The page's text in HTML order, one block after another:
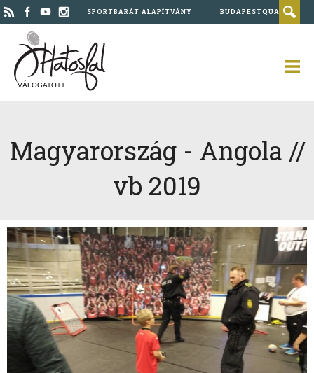
SPORTBARÁT ALAPÍTVÁNY BUDAPESTQUAD
VÁLOGATOTT
Magyarország - Angola //
vb 2019